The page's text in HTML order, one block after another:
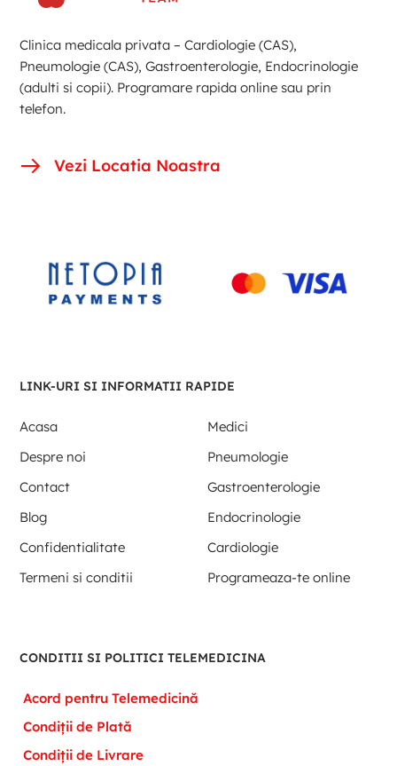
Clinica medicala privata – Cardiologie (CAS),
Pneumologie (CAS), Gastroenterologie, Endocrinologie
(adulti si copii). Programare rapida online sau prin
telefon.
Vezi Locatia Noastra
LINK-URI SI INFORMATII RAPIDE
Acasa
Medici
Despre noi
Pneumologie
Contact
Gastroenterologie
Blog
Endocrinologie
Confidentialitate
Cardiologie
Termeni si conditii
Programeaza-te online
CONDITII SI POLITICI TELEMEDICINA
Acord pentru Telemedicină
Condiții de Plată
Condiții de Livrare